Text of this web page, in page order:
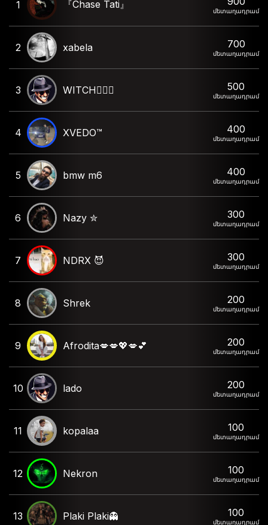
1 『Chase Tati』
մետաղադրամ
2 xabela 700
մետաղադրամ
3 WITCH🧝🏻‍♀️ 500
մետաղադրամ
4 XVEDO™ 400
մետաղադրամ
5 bmw m6 400
մետաղադրամ
6 Nazy ✮ 300
մետաղադրամ
7 NDRX 😈 300
մետաղադրամ
8 Shrek 200
մետաղադրամ
9 Afrodita💋💋💖💋💕 200
մետաղադրամ
10 lado 200
մետաղադրամ
11 kopalaa 100
մետաղադրամ
12 Nekron 100
մետաղադրամ
13 Plaki Plaki👻 100
մետաղադրամ